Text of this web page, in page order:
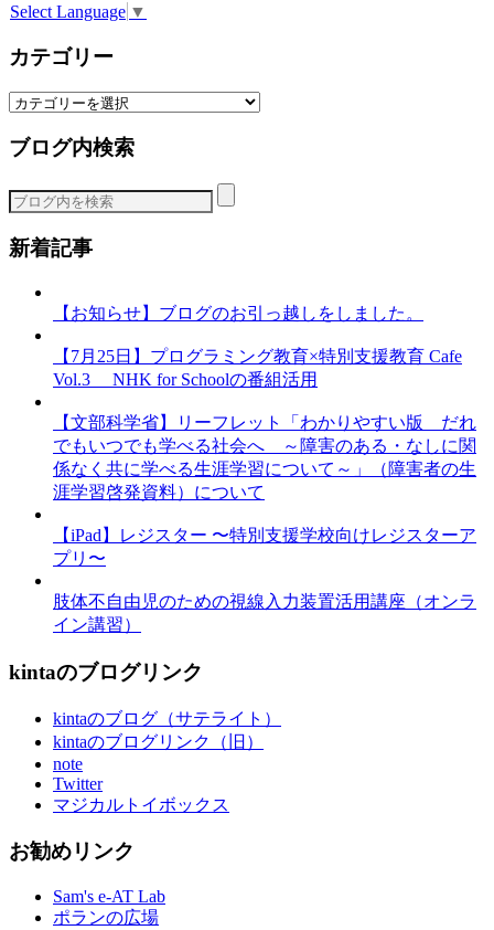
Select Language ▼
カテゴリー
カ
ゴ
ー
ブログ内検索
新着記事
【お知らせ】ブログのお引っ越しをしました。
【7月25日】プログラミング教育×特別支援教育 Cafe
Vol.3 NHK for Schoolの番組活用
【文部科学省】リーフレット「わかりやすい版 だれ
でもいつでも学べる社会へ ～障害のある・なしに関
係なく共に学べる生涯学習について～」（障害者の生
涯学習啓発資料）について
【iPad】レジスター 〜特別支援学校向けレジスターア
プリ〜
肢体不自由児のための視線入力装置活用講座（オンラ
イン講習）
kintaのブログリンク
kintaのブログ（サテライト）
kintaのブログリンク（旧）
note
Twitter
マジカルトイボックス
お勧めリンク
Sam's e-AT Lab
ポランの広場